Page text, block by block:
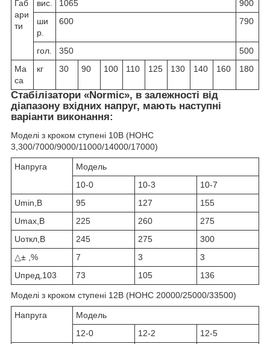
Габ
ари
ти
вис. 1065
900
ши
р.
600 790
гол. 350
500
Ма
са
кг 30 90 100 110 125 130 140 160 180
Стабілізатори «Normic», в залежності від
діапазону вхідних напруг, мають наступні
варіанти виконання:
Моделі з кроком ступені 10В (НОНС
3,300/7000/9000/11000/14000/17000)
Напруга
Модель
10-0
10-3
10-7
Umin,В
95 127
155
Umax,В
225 260
275
Uоткл,В
245 275
300
△± ,%
7 3
3
Uпред,103
73 105 136
Моделі з кроком ступені 12В (НОНС 20000/25000/33500)
Напруга
Модель
12-0
12-2 12-5